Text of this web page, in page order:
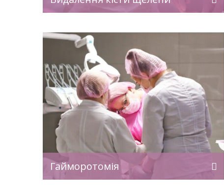
функціонування має ключове значення
для початкового […]
Гайморотомія
Кіста слинної залози — це доброякісне
утворення, яке виникає внаслідок
закупорки вивідної протоки слинної
залози. Такі кісти можуть утворюватися
як у малих, так і в великих слинних
залозах. У клініці професора Вєсової
проводиться малоінвазивне та
ефективне видалення ретенційних кіст
малих слинних залоз з мінімальним
дискомфортом для пацієнта.
Ретенційна кіста — це доброякісне
утворення, яке виникає […]